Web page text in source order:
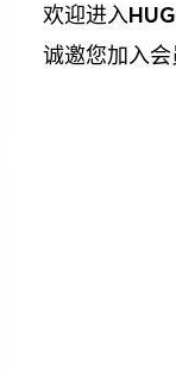
何使用这些收集到的
政策》。我们会使用
将您和您的社交网络
个人信息的收集。
欢迎进入
诚邀您加入